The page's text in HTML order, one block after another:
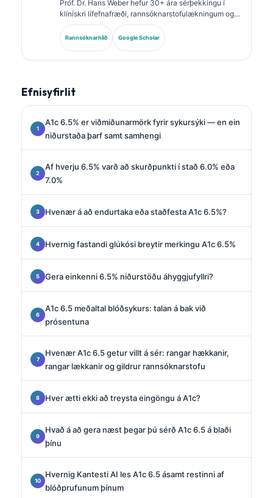
Próf. Dr. Hans Weber hefur 30+ ára sérþekkingu í
klínískri lífefnafræði, rannsóknarstofulækningum og
rannsóknum á lífmerkjum. Fyrrverandi forseti þýska
félagsins um klíníska efnafræði, hann sérhæfir sig í
greiningu á greiningarsniðum, staðlaðri notkun
Rannsóknarhlið Google Scholar
Efnisyfirlit
A1c 6.5% er viðmiðunarmörk fyrir sykursýki — en ein
niðurstaða þarf samt samhengi
Af hverju 6.5% varð að skurðpunkti í stað 6.0% eða
7.0%
Hvenær á að endurtaka eða staðfesta A1c 6.5%?
Hvernig fastandi glúkósi breytir merkingu A1c 6.5%
Gera einkenni 6.5% niðurstöðu áhyggjufyllri?
A1c 6.5 meðaltal blóðsykurs: talan á bak við
prósentuna
Hvenær A1c 6.5 getur villt á sér: rangar hækkanir,
rangar lækkanir og gildrur rannsóknarstofu
Hver ætti ekki að treysta eingöngu á A1c?
Hvað á að gera næst þegar þú sérð A1c 6.5 á blaði
þínu
Hvernig Kantesti AI les A1c 6.5 ásamt restinni af
blóðprufunum þínum